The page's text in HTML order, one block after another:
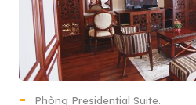
Phòng Presidential Suite.